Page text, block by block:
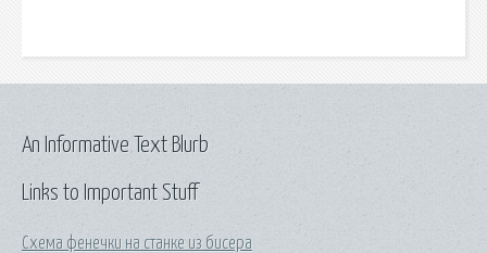
Links to Important Stuff
Схема фенечки на станке из бисера
An Informative Text Blurb